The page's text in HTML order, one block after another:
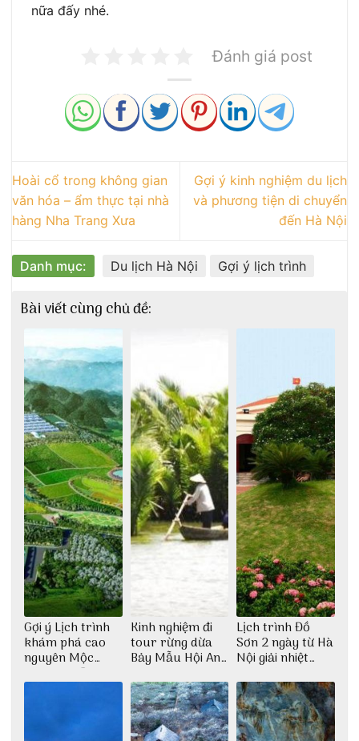
nữa đấy nhé.
Đánh giá post
Hoài cổ trong không gian
văn hóa – ẩm thực tại nhà
hàng Nha Trang Xưa
Gợi ý kinh nghiệm du lịch
và phương tiện di chuyển
đến Hà Nội
Danh mục: Du lịch Hà Nội Gợi ý lịch trình
Bài viết cùng chủ đề:
Gợi ý Lịch trình
khám phá cao
nguyên Mộc
Châu 2N1Đ cực
chi tiết
Kinh nghiệm đi
tour rừng dừa
Bảy Mẫu Hội An
Lịch trình Đồ
Sơn 2 ngày từ Hà
Nội giải nhiệt